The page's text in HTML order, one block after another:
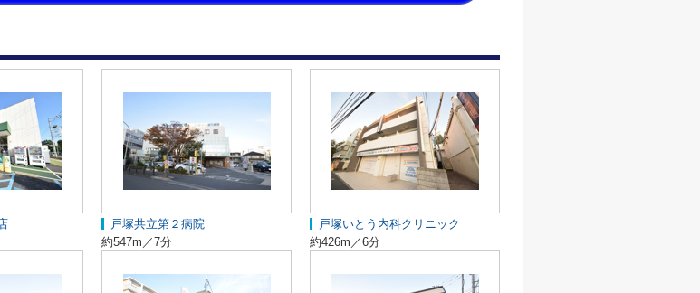
戸塚共立第２病院
約547m／7分
戸塚いとう内科クリニック
約426m／6分